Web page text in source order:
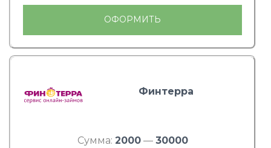
ОФОРМИТЬ
Финтерра
Сумма: 2000— 30000